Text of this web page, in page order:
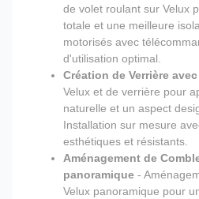
de volet roulant sur Velux
totale et une meilleure
motorisés avec
d'utilisation optimal.
Création de Verrière
Velux et de verrière pour
naturelle et un aspect
Installation sur mesure
esthétiques et résistants.
Aménagement de
panoramique -
Velux panoramique pour